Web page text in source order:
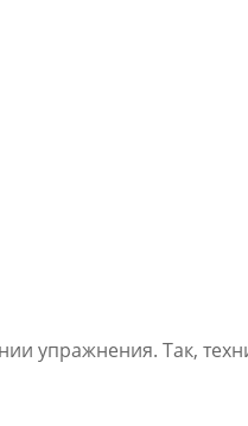
упражнения. Так,